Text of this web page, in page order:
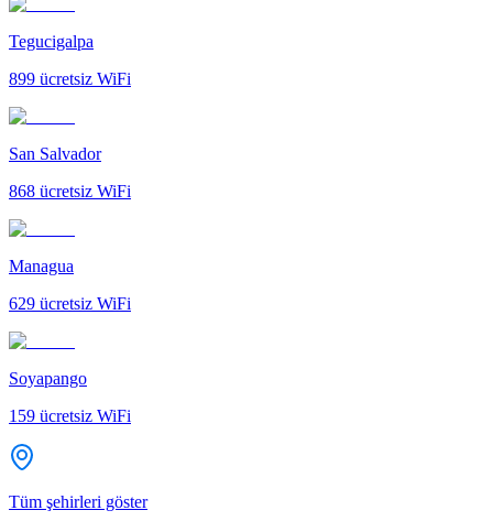
Tegucigalpa
899 ücretsiz WiFi
San Salvador
868 ücretsiz WiFi
Managua
629 ücretsiz WiFi
Soyapango
159 ücretsiz WiFi
Tüm şehirleri göster